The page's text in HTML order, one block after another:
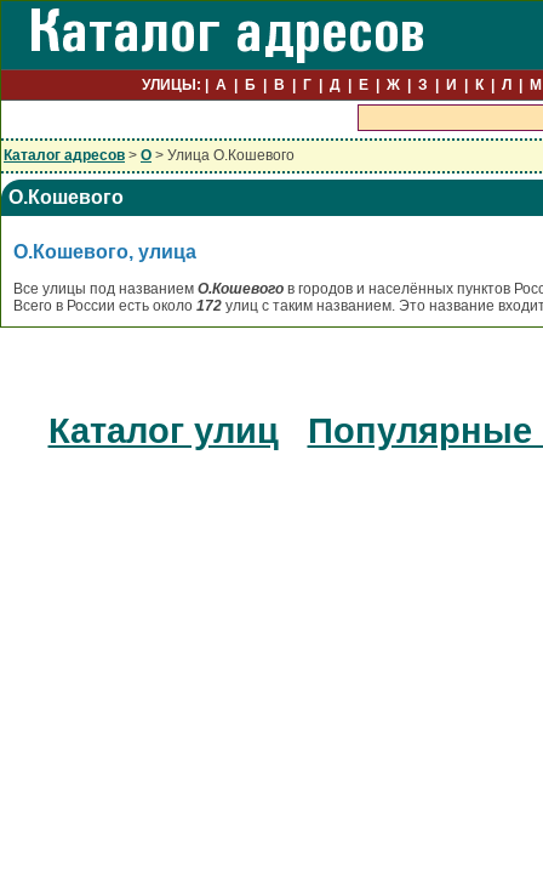
УЛИЦЫ: А Б В Г Д Е Ж З И К Л М
Каталог адресов > О > Улица О.Кошевого
О.Кошевого
О.Кошевого, улица
Все улицы под названием О.Кошевого в городов и населённых пунктов
Всего в России есть около 172 улиц с таким названием. Это название
Каталог улиц Популярные